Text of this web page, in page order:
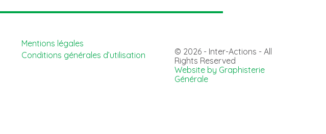
Mentions légales
Conditions générales d’utilisation
© 2026 - Inter-Actions - All
Rights Reserved
Website by Graphisterie
Générale